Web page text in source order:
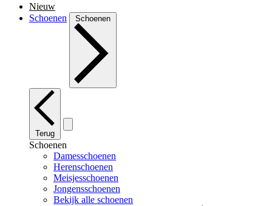
Nieuw
Schoenen
Schoenen
Terug
Schoenen
Damesschoenen
Herenschoenen
Meisjesschoenen
Jongensschoenen
Bekijk alle schoenen